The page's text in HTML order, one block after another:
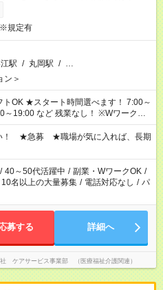
ます。
規定有
駅 / 丸岡駅 / …
ン＞
す！ 7:00～
など 残業なし！ ※Wワークの
週40時間超の就業はご案内できませ
時間以上勤務は社会保険への加入対象
（日雇い派遣の原則禁止）により、
案内が難しい場合があります
！ ★急募 ★職場が気に入れば、長期
/ 40～50代活躍中 / 副業・WワークOK /
10名以上の大量募集 / 電話対応なし / パ
募する 詳細へ
ケアサービス事業部 （医療福祉介護関連）